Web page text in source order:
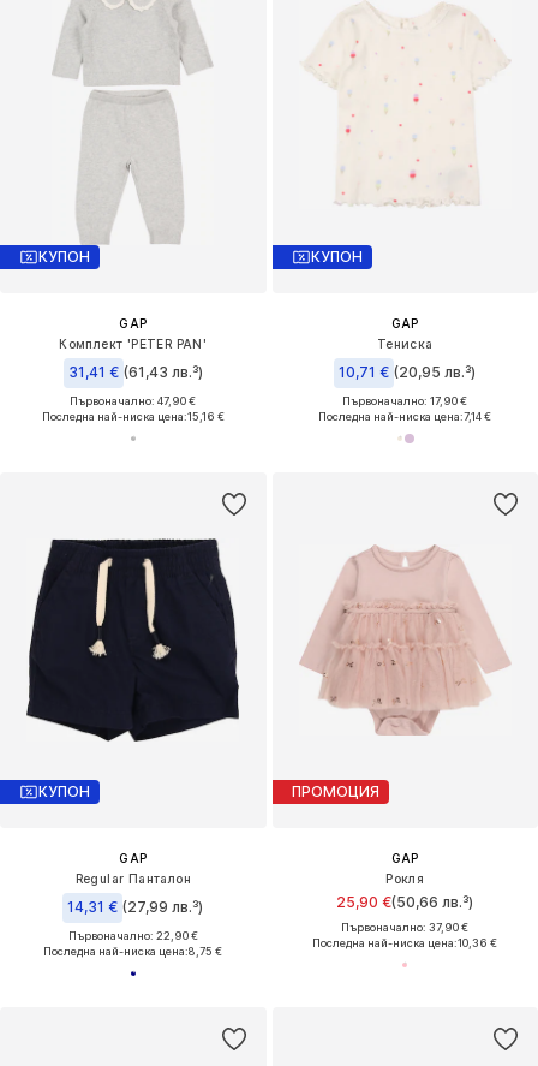
КУПОН
GAP
Комплект 'PETER PAN'
31,41 € (61,43 лв.³)
Първоначално: 47,90 €
Последна най-ниска цена:15,16 €
КУПОН
GAP
Тениска
10,71 € (20,95 лв.³)
Първоначално: 17,90 €
Последна най-ниска цена:7,14 €
КУПОН
GAP
Regular Панталон
14,31 € (27,99 лв.³)
Първоначално: 22,90 €
Последна най-ниска цена:8,75 €
ПРОМОЦИЯ
GAP
Рокля
25,90 €(50,66 лв.³)
Първоначално: 37,90 €
Последна най-ниска цена:10,36 €